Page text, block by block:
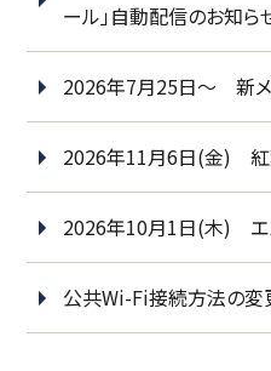
ール」自動配信のお知ら
2026年7月25日～ 新
2026年11月6日(金) 紅
2026年10月1日(木) エ
公共Wi-Fi接続方法の変